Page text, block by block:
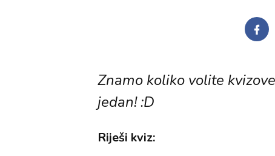
Znamo koliko volite
jedan! :D
Riješi kviz: